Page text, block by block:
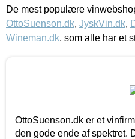
De mest populære
OttoSuenson.dk, JyskVin.dk,
Wineman.dk, som alle har et
OttoSuenson.dk er et
den gode ende af spektret.